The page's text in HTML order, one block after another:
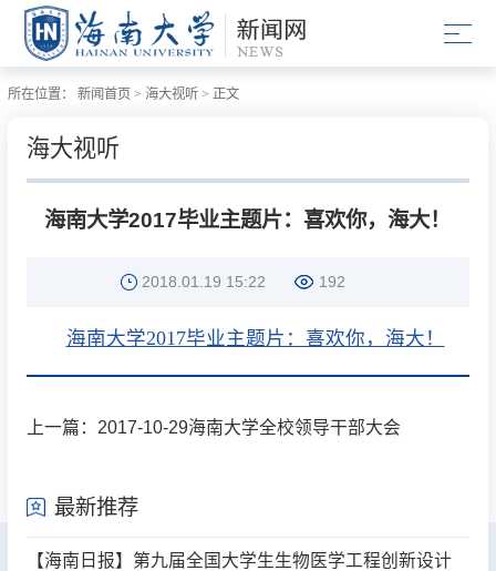
所在位置： 新闻首页 > 海大视听 > 正文
海大视听
海南大学2017毕业主题片：喜欢你，海大！
2018.01.19 15:22 192
海南大学2017毕业主题片：喜欢你，海大！
上一篇：2017-10-29海南大学全校领导干部大会
最新推荐
【海南日报】第九届全国大学生生物医学工程创新设计